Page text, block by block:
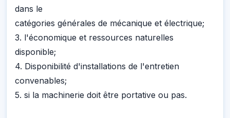
dans le
catégories générales de mécanique et électrique;
3. l'économique et ressources naturelles
disponible;
4. Disponibilité d'installations de l'entretien
convenables;
5. si la machinerie doit être portative ou pas.